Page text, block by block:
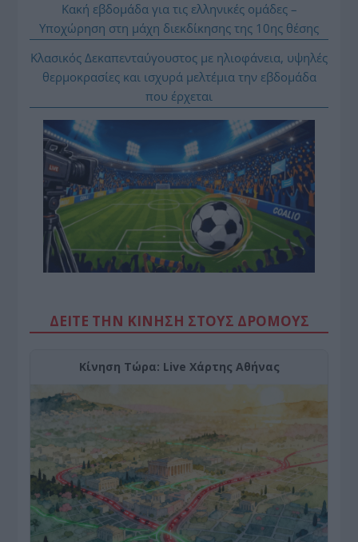
Κακή εβδομάδα για τις ελληνικές ομάδες –
Υποχώρηση στη μάχη διεκδίκησης της 10ης θέσης
Κλασικός Δεκαπενταύγουστος με ηλιοφάνεια, υψηλές
θερμοκρασίες και ισχυρά μελτέμια την εβδομάδα
που έρχεται
ΔΕΙΤΕ ΤΗΝ ΚΙΝΗΣΗ ΣΤΟΥΣ ΔΡΌΜΟΥΣ
Κίνηση Τώρα: Live Χάρτης Αθήνας